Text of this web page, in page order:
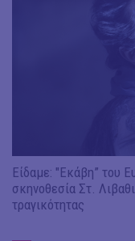
Είδαμε: "Εκάβη” του
σκηνοθεσία Στ.
τραγικότητας